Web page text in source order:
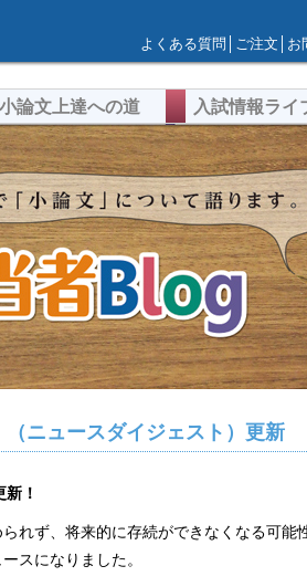
よくある質問 ご注文 お
小論文上達への道 入試情報ライ
（ニュースダイジェスト）更新
新！
れず、将来的に存続ができなくなる可能
スになりました。